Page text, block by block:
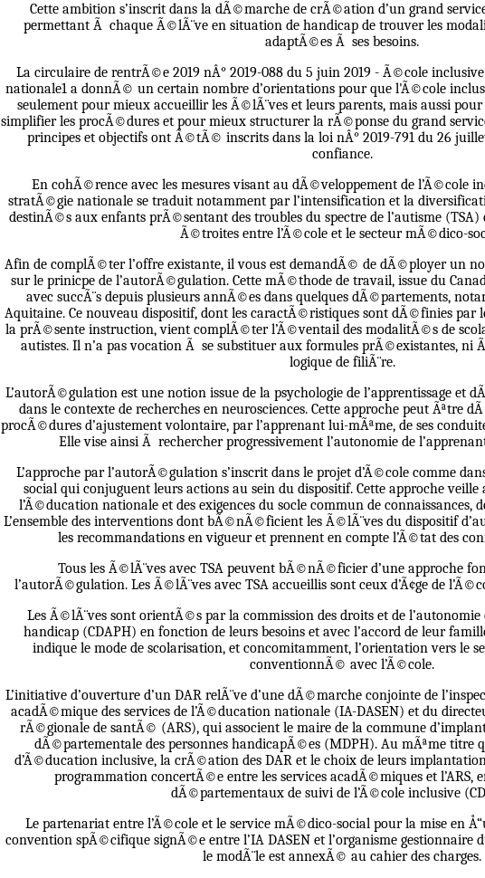
Cette ambition s’inscrit dans la dÃ©marche de crÃ©ation d’un grand
permettant Ã chaque Ã©lÃ¨ve en situation de handicap de trouver les
adaptÃ©es Ã ses besoins.
La circulaire de rentrÃ©e 2019 nÂ° 2019-088 du 5 juin 2019 - Ã©cole
nationale1 a donnÃ© un certain nombre d’orientations pour que l'Ã©cole
seulement pour mieux accueillir les Ã©lÃ¨ves et leurs parents, mais aussi
simplifier les procÃ©dures et pour mieux structurer la rÃ©ponse du grand
principes et objectifs ont Ã©tÃ© inscrits dans la loi nÂ° 2019-791 du 26
confiance.
En cohÃ©rence avec les mesures visant au dÃ©veloppement de l’Ã©cole
stratÃ©gie nationale se traduit notamment par l’intensification et la
destinÃ©s aux enfants prÃ©sentant des troubles du spectre de l’autisme
Ã©troites entre l’Ã©cole et le secteur mÃ©dico-
Afin de complÃ©ter l’offre existante, il vous est demandÃ© de dÃ©ployer un
sur le prinicpe de l’autorÃ©gulation. Cette mÃ©thode de travail, issue du
avec succÃ¨s depuis plusieurs annÃ©es dans quelques dÃ©partements,
Aquitaine. Ce nouveau dispositif, dont les caractÃ©ristiques sont dÃ©finies par
la prÃ©sente instruction, vient complÃ©ter l’Ã©ventail des modalitÃ©s de
autistes. Il n’a pas vocation Ã se substituer aux formules prÃ©existantes, ni
logique de filiÃ¨re.
L’autorÃ©gulation est une notion issue de la psychologie de l’apprentissage
dans le contexte de recherches en neurosciences. Cette approche peut Ãªtre
procÃ©dures d’ajustement volontaire, par l’apprenant lui-mÃªme, de ses
Elle vise ainsi Ã rechercher progressivement l’autonomie de
L’approche par l’autorÃ©gulation s’inscrit dans le projet d’Ã©cole comme
social qui conjuguent leurs actions au sein du dispositif. Cette approche veille
l’Ã©ducation nationale et des exigences du socle commun de connaissances,
L’ensemble des interventions dont bÃ©nÃ©ficient les Ã©lÃ¨ves du dispositif
les recommandations en vigueur et prennent en compte l’Ã©tat des
Tous les Ã©lÃ¨ves avec TSA peuvent bÃ©nÃ©ficier d’une approche
l’autorÃ©gulation. Les Ã©lÃ¨ves avec TSA accueillis sont ceux d’Ã¢ge de
Les Ã©lÃ¨ves sont orientÃ©s par la commission des droits et de l’autonomie
handicap (CDAPH) en fonction de leurs besoins et avec l’accord de leur
indique le mode de scolarisation, et concomitamment, l’orientation vers le
conventionnÃ© avec l’Ã©cole.
L’initiative d’ouverture d’un DAR relÃ¨ve d’une dÃ©marche conjointe de
acadÃ©mique des services de l’Ã©ducation nationale (IA-DASEN) et du
rÃ©gionale de santÃ© (ARS), qui associent le maire de la commune
dÃ©partementale des personnes handicapÃ©es (MDPH). Au mÃªme titre
d’Ã©ducation inclusive, la crÃ©ation des DAR et le choix de leurs
programmation concertÃ©e entre les services acadÃ©miques et l’ARS,
dÃ©partementaux de suivi de l’Ã©cole inclusive
Le partenariat entre l’Ã©cole et le service mÃ©dico-social pour la mise en
convention spÃ©cifique signÃ©e entre l’IA DASEN et l’organisme
le modÃ¨le est annexÃ© au cahier des charges.